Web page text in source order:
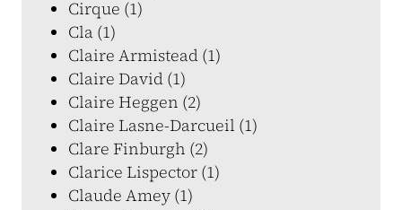
Cirque (1)
Cla (1)
Claire Armistead (1)
Claire David (1)
Claire Heggen (2)
Claire Lasne-Darcueil (1)
Clare Finburgh (2)
Clarice Lispector (1)
Claude Amey (1)